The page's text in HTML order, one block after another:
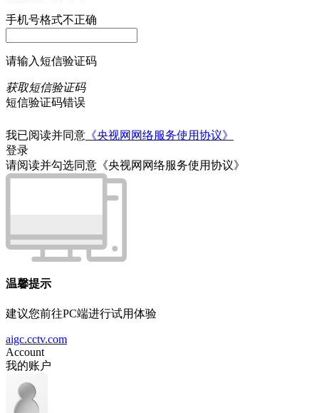
手机号格式不正确
请输入短信验证码
获取短信验证码
短信验证码错误
我已阅读并同意 《央视网网络服务使用协议》
登录
请阅读并勾选同意《央视网网络服务使用协议》
温馨提示
建议您前往PC端进行试用体验
aigc.cctv.com
Account
我的账户